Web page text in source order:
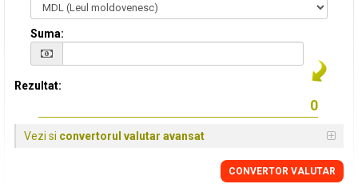
Suma:
Rezultat:
Vezi si convertorul valutar avansat
CONVERTOR VALUTAR